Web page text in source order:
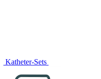
Katheter-Sets